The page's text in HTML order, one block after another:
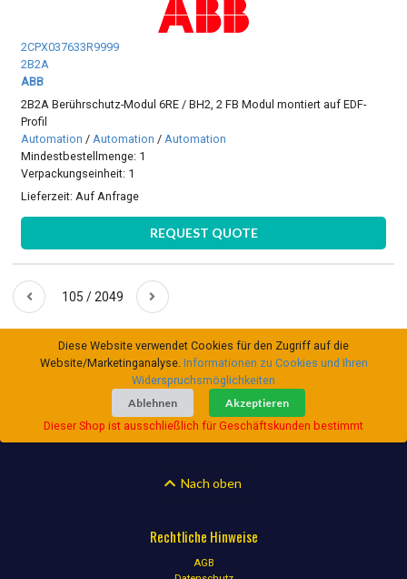
2CPX037633R9999
2B2A
ABB
2B2A Berührschutz-Modul 6RE / BH2, 2 FB Modul montiert auf EDF-
Profil
Automation /Automation /Automation
Mindestbestellmenge: 1
Verpackungseinheit: 1
Lieferzeit:Auf Anfrage
REQUEST QUOTE
105 / 2049
Diese Website verwendet Cookies für den Zugriff auf die
Website/Marketinganalyse. Informationen zu Cookies und Ihren
Widerspruchsmöglichkeiten
Ablehnen
Akzeptieren
Dieser Shop ist ausschließlich für Geschäftskunden bestimmt
Nach oben
Rechtliche Hinweise
AGB